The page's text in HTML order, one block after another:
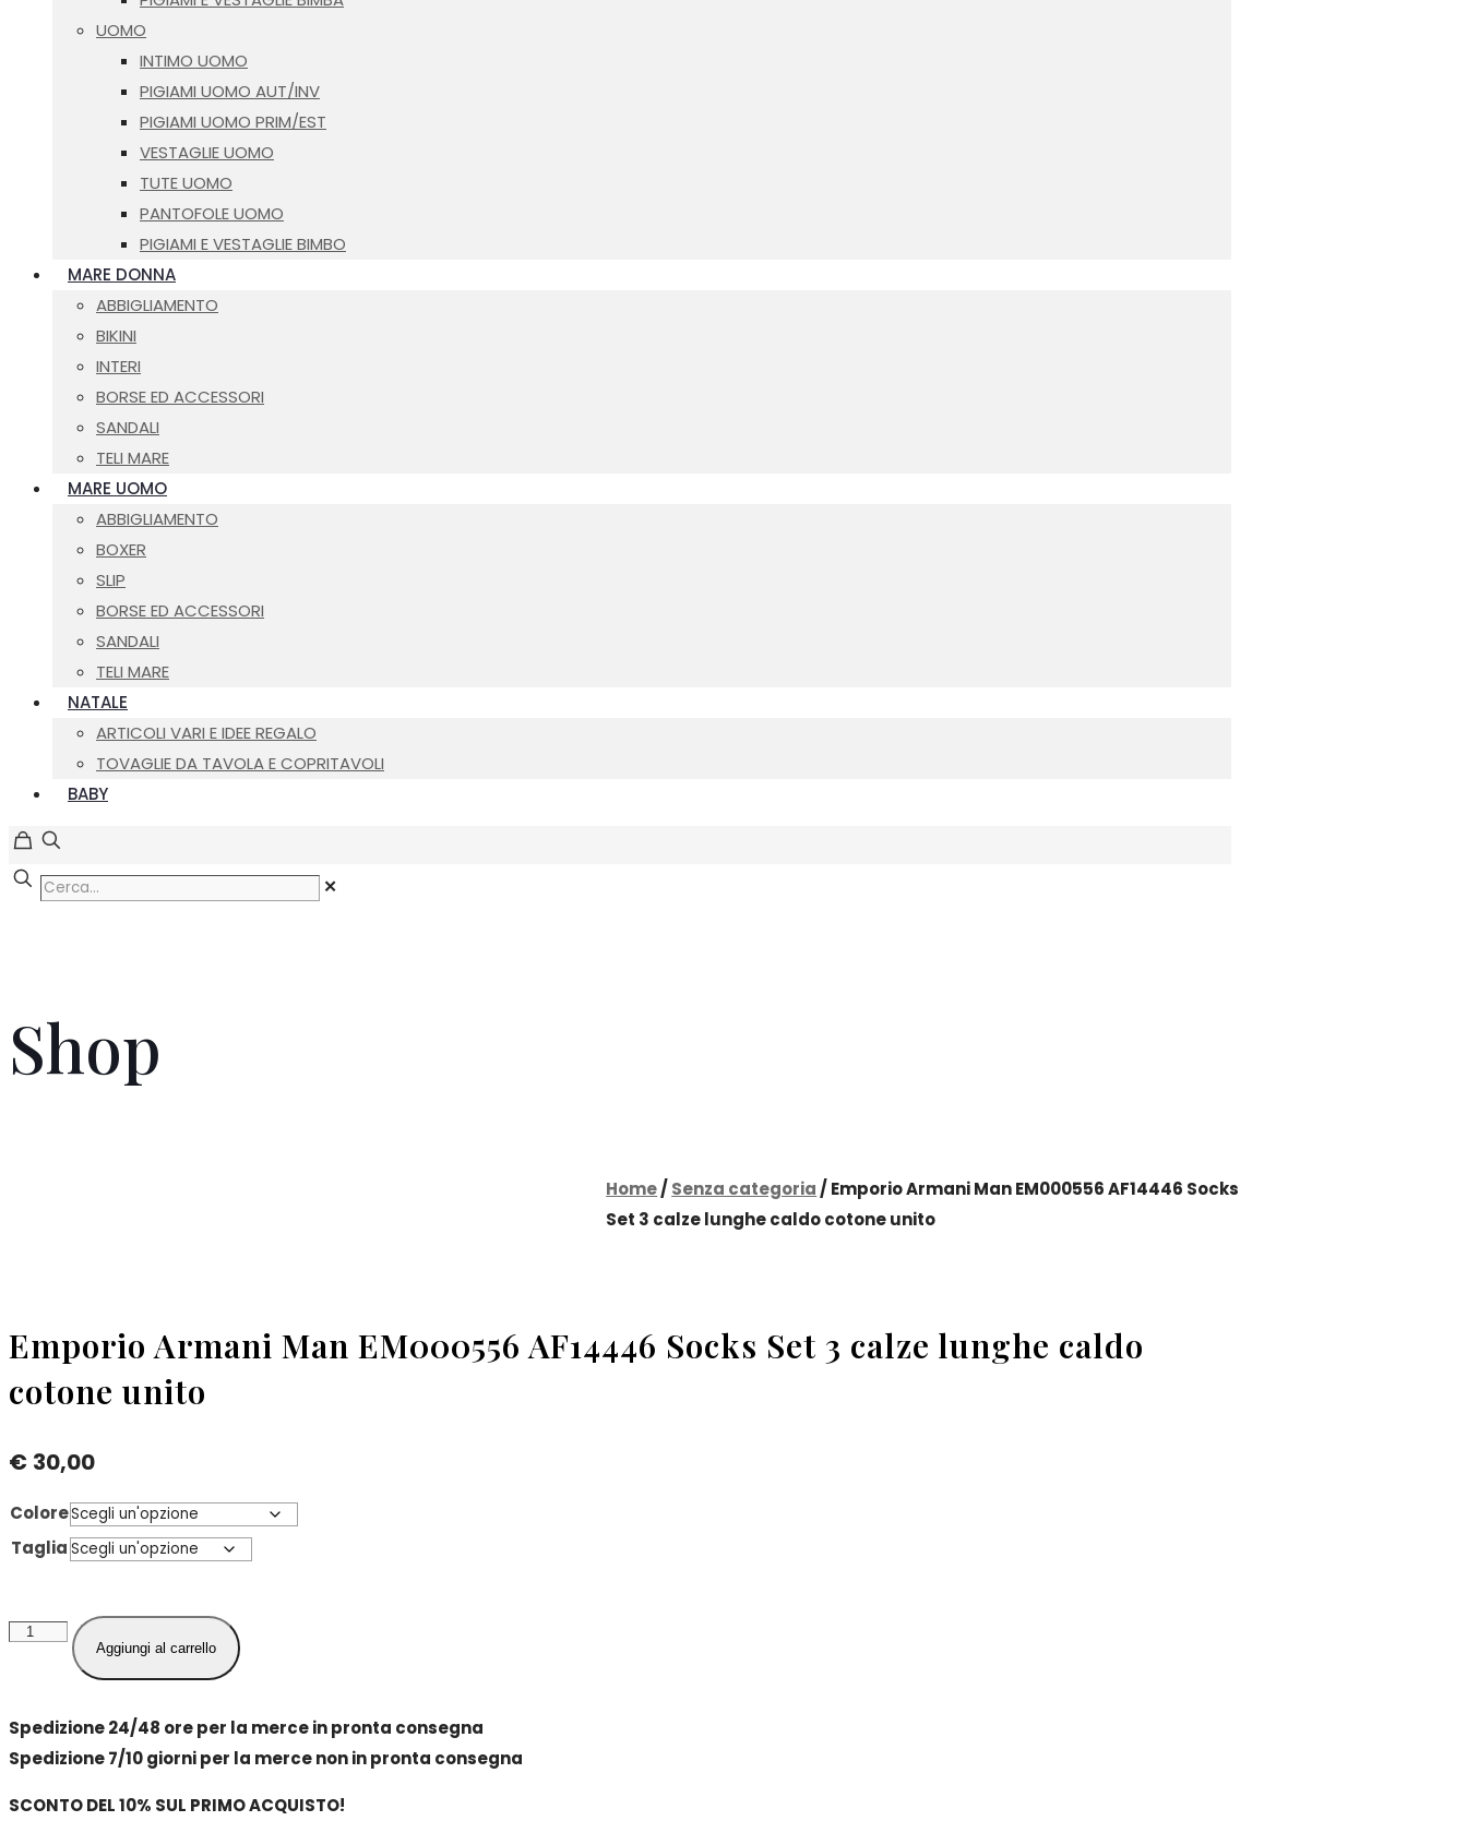
UOMO
INTIMO UOMO
PIGIAMI UOMO AUT/INV
PIGIAMI UOMO PRIM/EST
VESTAGLIE UOMO
TUTE UOMO
PANTOFOLE UOMO
PIGIAMI E VESTAGLIE BIMBO
MARE DONNA
ABBIGLIAMENTO
BIKINI
INTERI
BORSE ED ACCESSORI
SANDALI
TELI MARE
MARE UOMO
ABBIGLIAMENTO
BOXER
SLIP
BORSE ED ACCESSORI
SANDALI
TELI MARE
NATALE
ARTICOLI VARI E IDEE REGALO
TOVAGLIE DA TAVOLA E COPRITAVOLI
BABY
✕
Shop
Home/ Senza categoria/ Emporio Armani Man EM000556 AF14446 Socks
Set 3 calze lunghe caldo cotone unito
Emporio Armani Man EM000556 AF14446 Socks Set 3 calze lunghe caldo
cotone unito
€ 30,00
Colore
Taglia
Emporio
EM000556
AF14446
Set
Aggiungi al carrello
Spedizione 24/48 ore per la merce in pronta consegna
Spedizione 7/10 giorni per la merce non in pronta consegna
SCONTO DEL 10% SUL PRIMO ACQUISTO!